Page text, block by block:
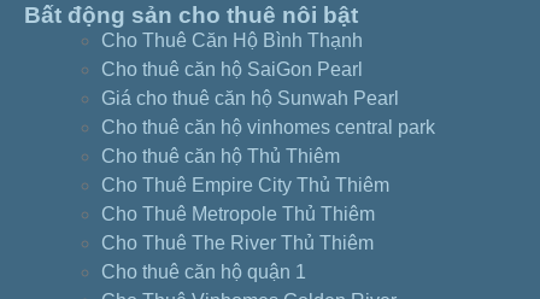
Bất động sản cho thuê nôi bật
Cho Thuê Căn Hộ Bình Thạnh
Cho thuê căn hộ SaiGon Pearl
Giá cho thuê căn hộ Sunwah Pearl
Cho thuê căn hộ vinhomes central park
Cho thuê căn hộ Thủ Thiêm
Cho Thuê Empire City Thủ Thiêm
Cho Thuê Metropole Thủ Thiêm
Cho Thuê The River Thủ Thiêm
Cho thuê căn hộ quận 1